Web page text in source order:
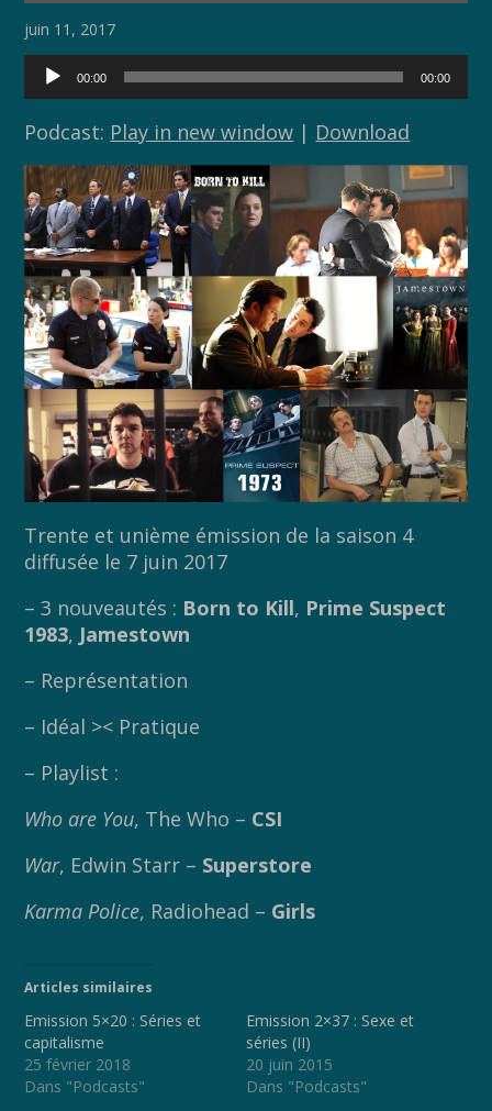
juin 11, 2017
Lecteur
audio
00:00 00:00
Podcast: Play in new window | Download
Trente et unième émission de la saison 4
diffusée le 7 juin 2017
– 3 nouveautés : Born to Kill, Prime Suspect
1983, Jamestown
– Représentation
– Idéal >< Pratique
– Playlist :
Who are You, The Who – CSI
War, Edwin Starr – Superstore
Karma Police, Radiohead – Girls
Articles similaires
Emission 5×20 : Séries et
capitalisme
25 février 2018
Dans "Podcasts"
Emission 2×37 : Sexe et
séries (II)
20 juin 2015
Dans "Podcasts"